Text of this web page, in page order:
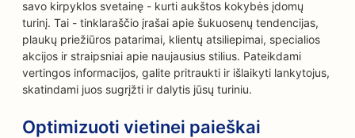
savo kirpyklos svetainę - kurti aukštos kokybės įdomų
turinį. Tai - tinklaraščio įrašai apie šukuosenų tendencijas,
plaukų priežiūros patarimai, klientų atsiliepimai, specialios
akcijos ir straipsniai apie naujausius stilius. Pateikdami
vertingos informacijos, galite pritraukti ir išlaikyti lankytojus,
skatindami juos sugrįžti ir dalytis jūsų turiniu.
Optimizuoti vietinei paieškai